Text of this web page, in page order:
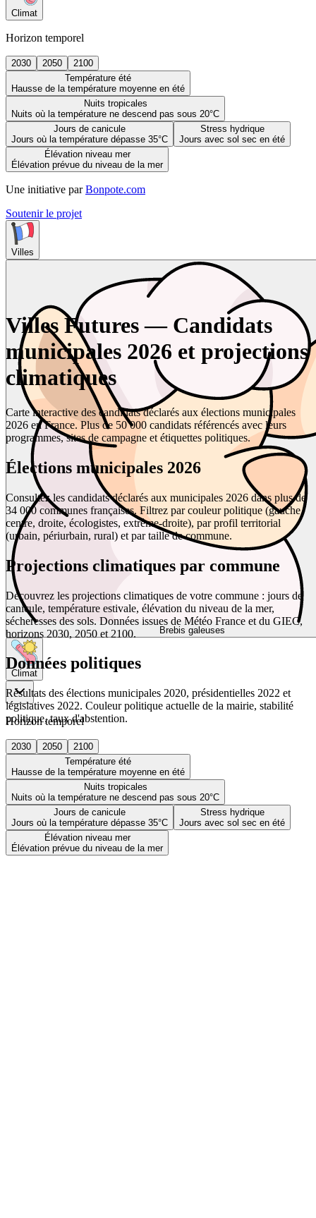
Climat
Horizon temporel
2030 2050
2100
Température été
Hausse de la température moyenne en été
Nuits tropicales
Nuits où la température ne descend pas sous 20°C
Jours de canicule
Jours où la température dépasse 35°C
Stress hydrique
Jours avec sol sec en été
Élévation niveau mer
Élévation prévue du niveau de la mer
Une initiative par Bonpote.com
Soutenir le projet
Villes
Brebis galeuses
Climat
Horizon temporel
2030 2050
2100
Température été
Hausse de la température moyenne en été
Nuits tropicales
Nuits où la température ne descend pas sous 20°C
Jours de canicule
Jours où la température dépasse 35°C
Stress hydrique
Jours avec sol sec en été
Élévation niveau mer
Élévation prévue du niveau de la mer
Villes Futures — Candidats
municipales 2026 et projections
climatiques
Carte interactive des candidats déclarés aux élections municipales
2026 en France. Plus de 50 000 candidats référencés avec leurs
programmes, sites de campagne et étiquettes politiques.
Élections municipales 2026
Consultez les candidats déclarés aux municipales 2026 dans plus de
34 000 communes françaises. Filtrez par couleur politique (gauche,
centre, droite, écologistes, extrême-droite), par profil territorial
(urbain, périurbain, rural) et par taille de commune.
Projections climatiques par commune
Découvrez les projections climatiques de votre commune : jours de
canicule, température estivale, élévation du niveau de la mer,
sécheresses des sols. Données issues de Météo France et du GIEC,
horizons 2030, 2050 et 2100.
Données politiques
Résultats des élections municipales 2020, présidentielles 2022 et
législatives 2022. Couleur politique actuelle de la mairie, stabilité
politique, taux d'abstention.